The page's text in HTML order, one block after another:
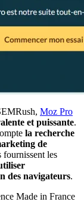
Moz Pro
et puissante.
la recherche
de
fournissent les
des navigateurs.
Made in France